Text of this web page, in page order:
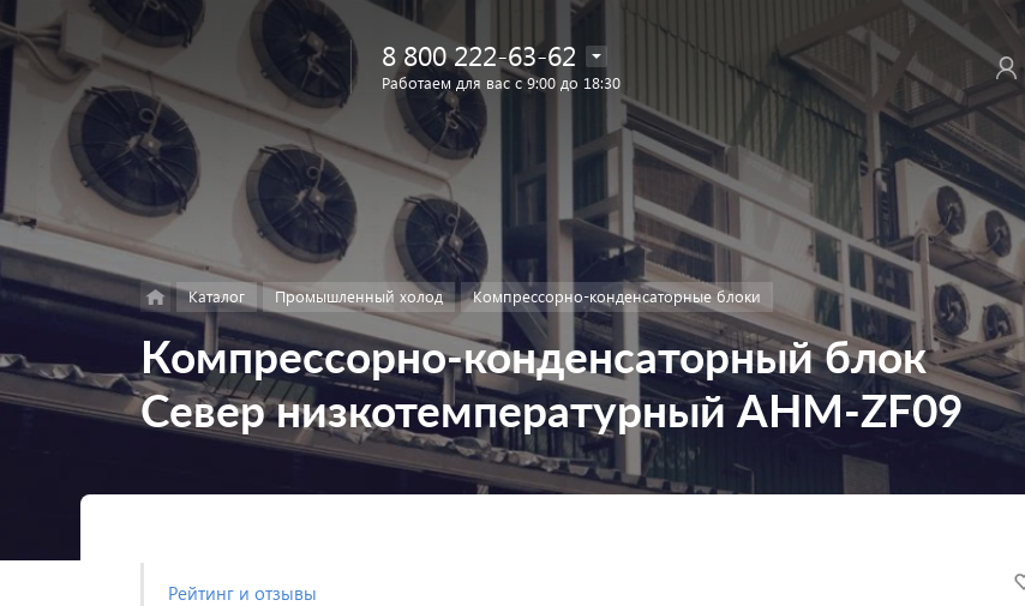
в каталоге
Найти
8 800 222-63-62
Работаем для вас с 9:00 до 18:30
Каталог Промышленный холод Компрессорно-конденсаторные блоки
Компрессорно-конденсаторный блок
Север низкотемпературный AHM-ZF09
Рейтинг и отзывы